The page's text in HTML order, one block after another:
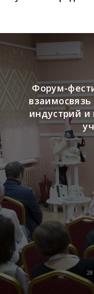
Форум-
индустрий и